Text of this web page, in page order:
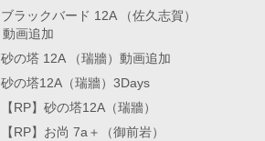
ブラックバード 12A （佐久志賀）
動画追加
砂の塔 12A （瑞牆）動画追加
砂の塔12A（瑞牆）3Days
【RP】砂の塔12A（瑞牆）
【RP】お尚 7a＋（御前岩）